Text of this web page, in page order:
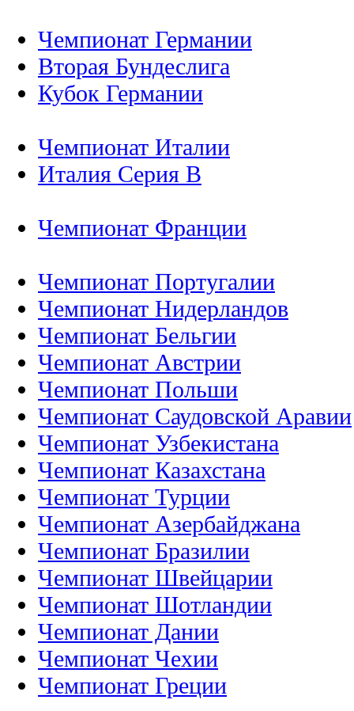
Чемпионат Германии
Вторая Бундеслига
Кубок Германии
Чемпионат Италии
Италия Серия B
Чемпионат Франции
Чемпионат Португалии
Чемпионат Нидерландов
Чемпионат Бельгии
Чемпионат Австрии
Чемпионат Польши
Чемпионат Саудовской Аравии
Чемпионат Узбекистана
Чемпионат Казахстана
Чемпионат Турции
Чемпионат Азербайджана
Чемпионат Бразилии
Чемпионат Швейцарии
Чемпионат Шотландии
Чемпионат Дании
Чемпионат Чехии
Чемпионат Греции